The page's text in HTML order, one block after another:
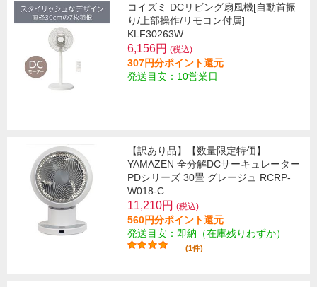
コイズミ DCリビング扇風機[自動首振
り/上部操作/リモコン付属]
KLF30263W
6,156円 (税込)
307円分ポイント還元
発送目安：10営業日
【訳あり品】【数量限定特価】
YAMAZEN 全分解DCサーキュレーター
PDシリーズ 30畳 グレージュ RCRP-
W018-C
11,210円 (税込)
560円分ポイント還元
発送目安：即納（在庫残りわずか）
(1件)